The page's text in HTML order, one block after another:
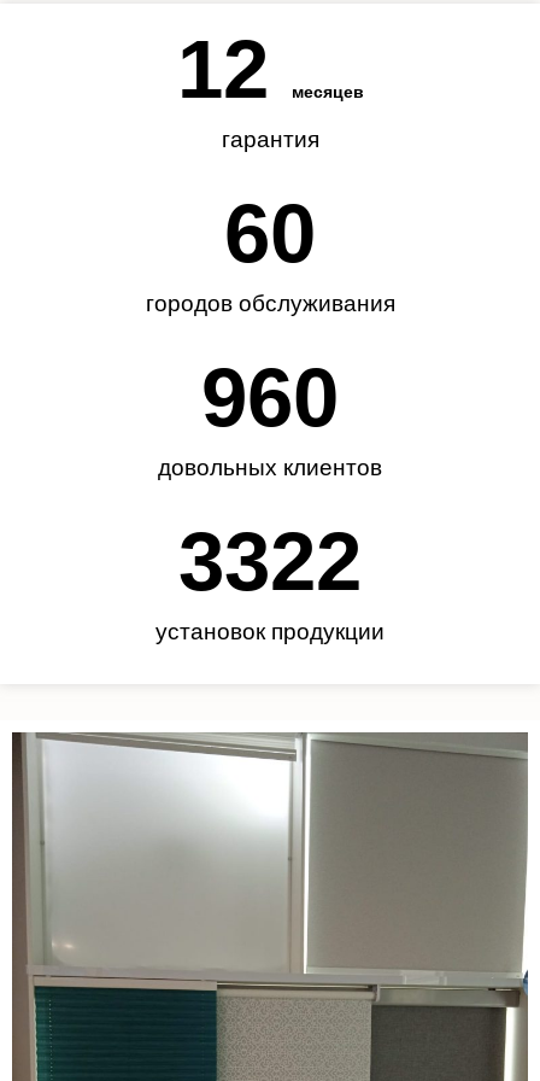
гарантия
12 месяцев
городов обслуживания
62
довольных клиентов
985
установок продукции
3450